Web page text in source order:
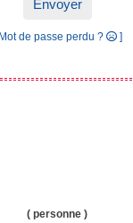
Envoyer
de passe perdu ? ]
( personne )